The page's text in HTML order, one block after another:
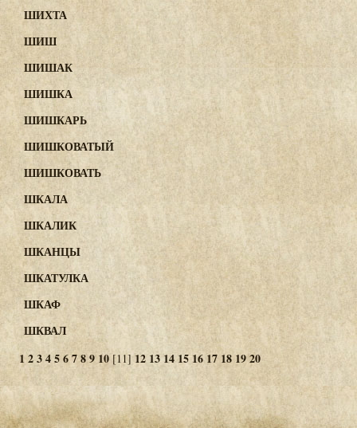
ШИХТА
ШИШ
ШИШАК
ШИШКА
ШИШКАРЬ
ШИШКОВАТЫЙ
ШИШКОВАТЬ
ШКАЛА
ШКАЛИК
ШКАНЦЫ
ШКАТУЛКА
ШКАФ
ШКВАЛ
123456789 10 [11]12 1314 1516 17 181920